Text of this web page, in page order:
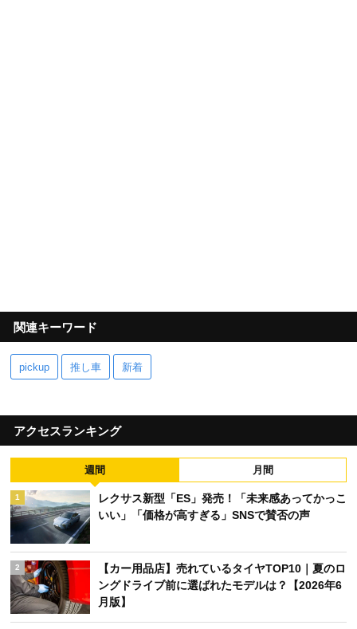
関連キーワード
pickup 推し車 新着
アクセスランキング
週間 月間
1
レクサス新型「ES」発売！「未来感あってかっこ
いい」「価格が高すぎる」SNSで賛否の声
2
【カー用品店】売れているタイヤTOP10｜夏のロ
ングドライブ前に選ばれたモデルは？【2026年6
月版】